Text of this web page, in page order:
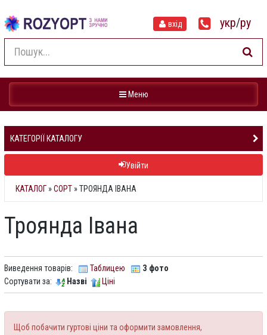
вхід укр/ру
Навігація
Меню
КАТЕГОРІЇ КАТАЛОГУ
Увійти
КАТАЛОГ »СОРТ » ТРОЯНДА ІВАНА
Троянда Івана
Виведення товарів: Таблицею
З фото
Сортувати за:
Назві Ціні
Щоб побачити гуртові ціни та оформити замовлення,